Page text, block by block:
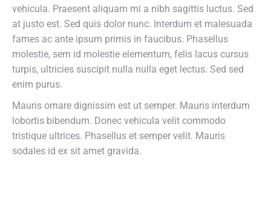
vehicula. Praesent aliquam mi a nibh sagittis luctus. Sed
at justo est. Sed quis dolor nunc. Interdum et malesuada
fames ac ante ipsum primis in faucibus. Phasellus
molestie, sem id molestie elementum, felis lacus cursus
turpis, ultricies suscipit nulla nulla eget lectus. Sed sed
enim purus.
Mauris ornare dignissim est ut semper. Mauris interdum
lobortis bibendum. Donec vehicula velit commodo
tristique ultrices. Phasellus et semper velit. Mauris
sodales id ex sit amet gravida.